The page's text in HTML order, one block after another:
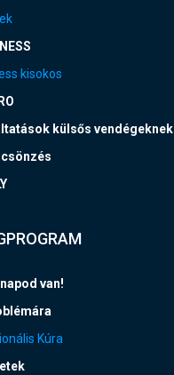
kisokos
külsős vendégeknek
van!
Kúra